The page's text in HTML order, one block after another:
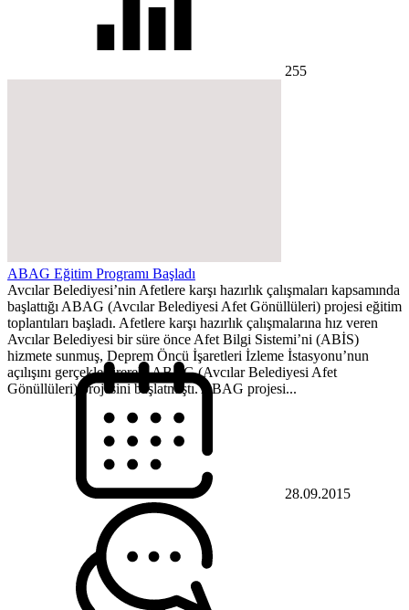
255
ABAG Eğitim Programı Başladı
Avcılar Belediyesi’nin Afetlere karşı hazırlık çalışmaları kapsamında
başlattığı ABAG (Avcılar Belediyesi Afet Gönüllüleri) projesi eğitim
toplantıları başladı. Afetlere karşı hazırlık çalışmalarına hız veren
Avcılar Belediyesi bir süre önce Afet Bilgi Sistemi’ni (ABİS)
hizmete sunmuş, Deprem Öncü İşaretleri İzleme İstasyonu’nun
açılışını gerçekleştirerek, ABAG (Avcılar Belediyesi Afet
Gönüllüleri) projesini başlatmıştı. ABAG projesi...
28.09.2015